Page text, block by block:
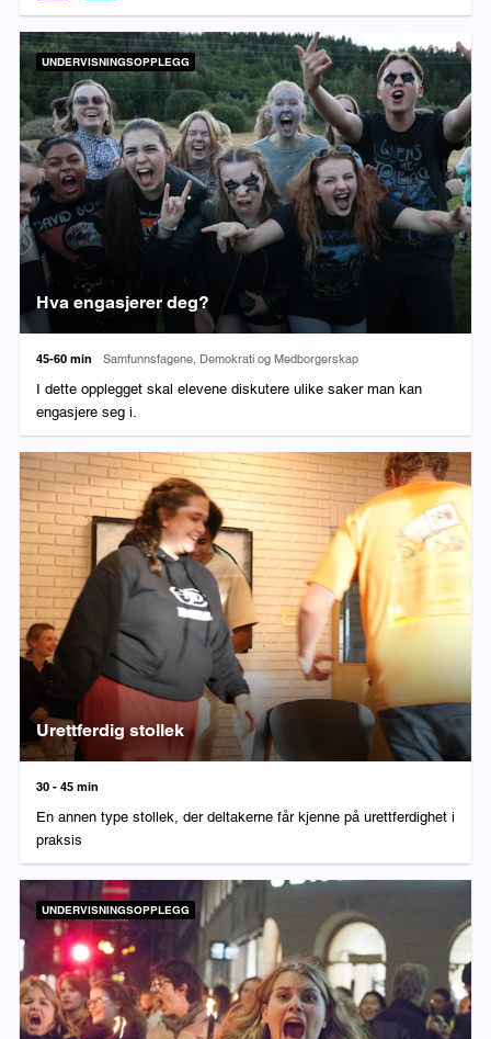
UNDERVISNINGSOPPLEGG
Hva engasjerer deg?
Varighet:
45-60 min Fag:
Samfunnsfagene, Demokrati og Medborgerskap
I dette opplegget skal elevene diskutere ulike saker man kan
engasjere seg i.
Urettferdig stollek
Varighet:
30 - 45 min
En annen type stollek, der deltakerne får kjenne på urettferdighet i
praksis
UNDERVISNINGSOPPLEGG